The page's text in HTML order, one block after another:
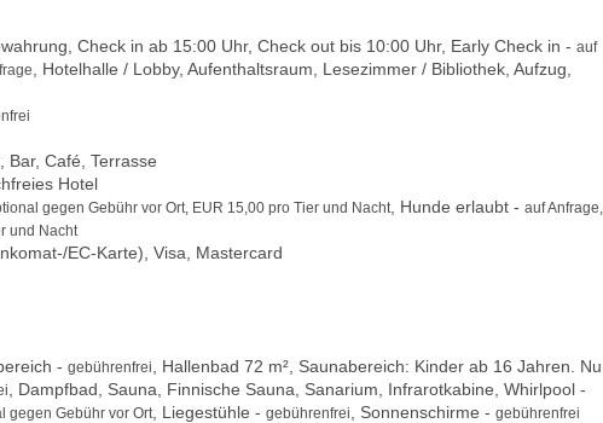
Check in ab 15:00 Uhr, Check out bis 10:00 Uhr, Early Check in - auf
, Hotelhalle / Lobby, Aufenthaltsraum, Lesezimmer / Bibliothek, Aufzug,
Café, Terrasse
Hotel
gegen Gebühr vor Ort, EUR 15,00 pro Tier und Nacht , Hunde erlaubt - auf Anfrage,
und Nacht
EC-Karte), Visa, Mastercard
- gebührenfrei
, Hallenbad 72 m², Saunabereich: Kinder ab 16 Jahren.
, Dampfbad, Sauna, Finnische Sauna, Sanarium, Infrarotkabine, Whirlpool -
gegen Gebühr vor Ort , Liegestühle - gebührenfrei , Sonnenschirme - gebührenfrei